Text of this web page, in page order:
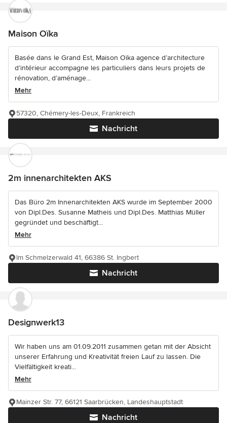
Maison Oïka
Basée dans le Grand Est, Maison Oïka agence d’architecture
d’intérieur accompagne les particuliers dans leurs projets de
rénovation, d’aménage...
Mehr
Nachricht
57320, Chémery-les-Deux, Frankreich
2m innenarchitekten AKS
Das Büro 2m Innenarchitekten AKS wurde im September 2000
von Dipl.Des. Susanne Matheis und Dipl.Des. Matthias Müller
gegründet und beschäftigt...
Mehr
Nachricht
Im Schmelzerwald 41, 66386 St. Ingbert
Designwerk13
Wir haben uns am 01.09.2011 zusammen getan mit der Absicht
unserer Erfahrung und Kreativität freien Lauf zu lassen. Die
Vielfältigkeit kreati...
Mehr
Nachricht
Mainzer Str. 77, 66121 Saarbrücken, Landeshauptstadt